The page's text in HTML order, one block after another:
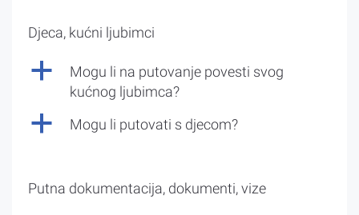
Djeca, kućni ljubimci
a
Mogu li na putovanje povesti svog
kućnog ljubimca?
a Mogu li putovati s djecom?
Putna dokumentacija, dokumenti, vize